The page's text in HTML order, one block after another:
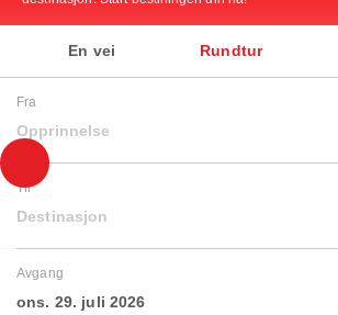
En vei Rundtur
Fra
Opprinnelse
Til
Destinasjon
Avgang
ons. 29. juli 2026